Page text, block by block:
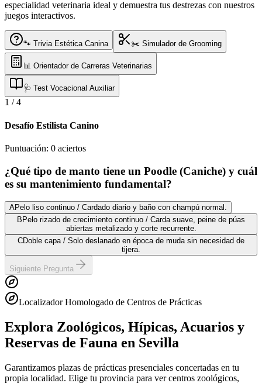
especialidad veterinaria ideal y demuestra tus destrezas con nuestros
juegos interactivos.
🐾 Trivia Estética Canina ✂️ Simulador de Grooming
📊 Orientador de Carreras Veterinarias
🩺 Test Vocacional Auxiliar
1 /4
Desafío Estilista Canino
Puntuación: 0 aciertos
¿Qué tipo de manto tiene un Poodle (Caniche) y cuál
es su mantenimiento fundamental?
APelo liso continuo / Cardado diario y baño con champú normal.
B Pelo rizado de crecimiento continuo / Carda suave, peine de púas
abiertas metalizado y corte recurrente.
CDoble capa / Solo deslanado en época de muda sin necesidad de
tijera.
Siguiente Pregunta
Localizador Homologado de Centros de Prácticas
Explora Zoológicos, Hípicas, Acuarios y
Reservas de Fauna en Sevilla
Garantizamos plazas de prácticas presenciales concertadas en tu
propia localidad. Elige tu provincia para ver centros zoológicos,